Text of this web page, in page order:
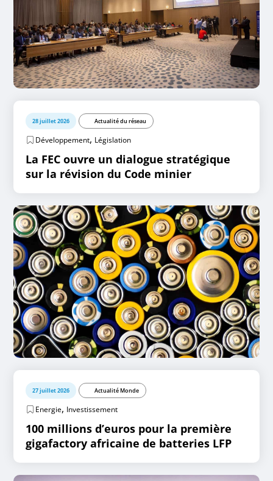
28 juillet 2026 Actualité du réseau
Développement, Législation
La FEC ouvre un dialogue stratégique
sur la révision du Code minier
27 juillet 2026 Actualité Monde
Energie, Investissement
100 millions d’euros pour la première
gigafactory africaine de batteries LFP